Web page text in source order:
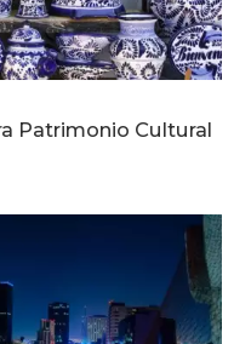
Patrimonio Cultural